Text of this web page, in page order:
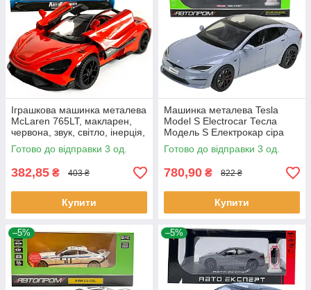
Іграшкова машинка металева
McLaren 765LT, макларен,
червона, звук, світло, інерція,
откр двері, капот,
Автоексперт, 1:32,14*8*4см
Готово до відправки 3 од.
382,85 ₴ 403 ₴
Купити
Машинка металева Tesla
Model S Electrocar Тесла
Модель S Електрокар сіра
1:24 зарядна станція звук
світло відч двері капот
Готово до відправки 3 од.
780,90 ₴ 822 ₴
Купити
–5% –5%